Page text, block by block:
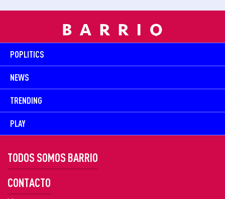
POPLITICS
NEWS
TRENDING
PLAY
TODOS SOMOS BARRIO
CONTACTO